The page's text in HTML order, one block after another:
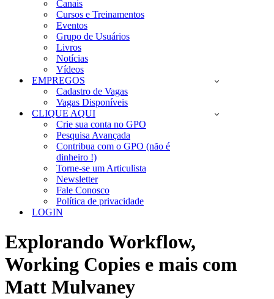
Canais
Cursos e Treinamentos
Eventos
Grupo de Usuários
Livros
Notícias
Vídeos
EMPREGOS
Cadastro de Vagas
Vagas Disponíveis
CLIQUE AQUI
Crie sua conta no GPO
Pesquisa Avançada
Contribua com o GPO (não é
dinheiro !)
Torne-se um Articulista
Newsletter
Fale Conosco
Política de privacidade
LOGIN
Explorando Workflow,
Working Copies e mais com
Matt Mulvaney